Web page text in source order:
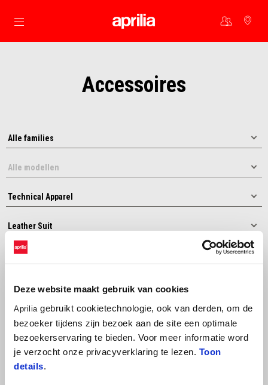
Deze website maakt gebruik van cookies
Aprilia gebruikt cookietechnologie, ook van derden, om de
bezoeker tijdens zijn bezoek aan de site een optimale
bezoekerservaring te bieden. Voor meer informatie word
je verzocht onze privacyverklaring te lezen. Toon
details.
Ga naar de hoofdcontent
Accessoires